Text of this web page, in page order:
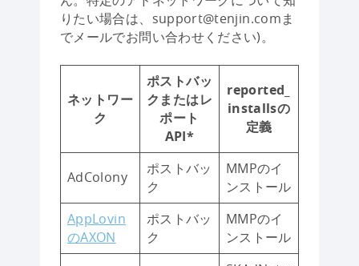
りたい場合は、support@tenjin.comま
でメールでお問い合わせください)。
ネットワー
ク
ポストバッ
クまたはレ
ポート
API*
reported_
installsの
定義
AdColony
ポストバッ
ク
MMPのイ
ンストール
AppLovin
のAXON
ポストバッ
ク
MMPのイ
ンストール